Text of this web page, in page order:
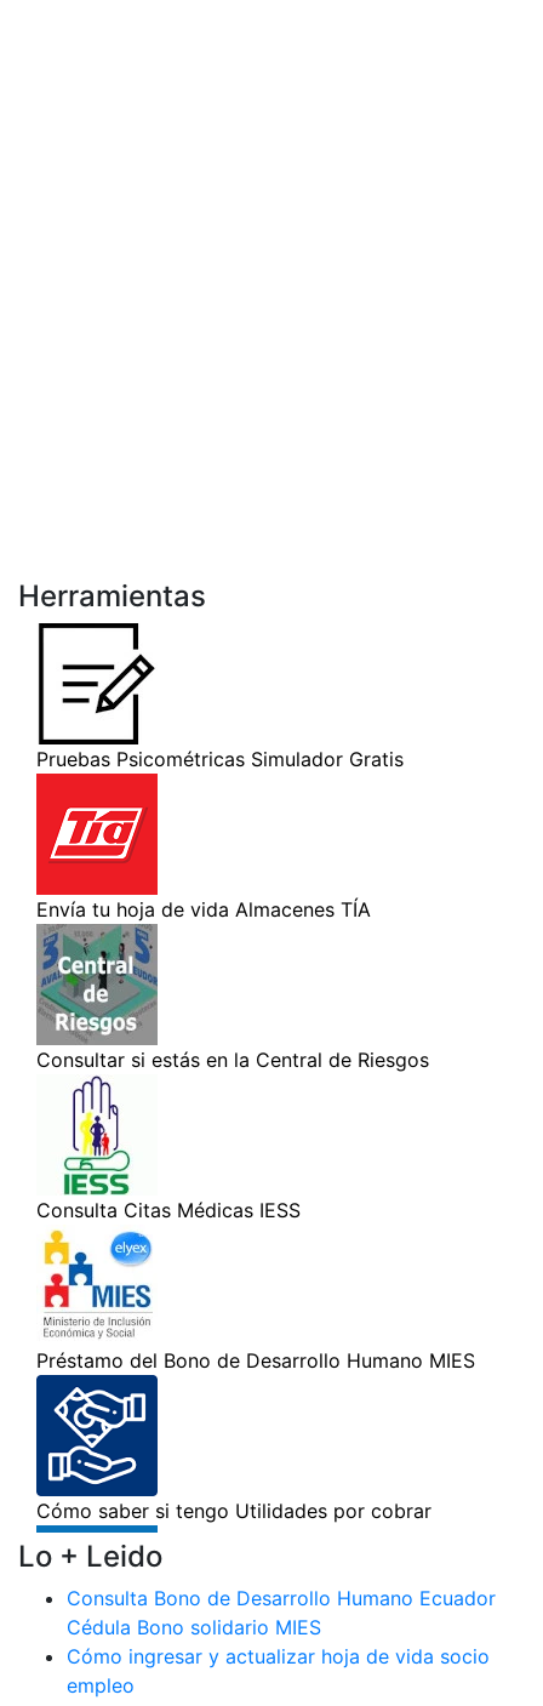
Herramientas
Lo + Leido
Consulta Bono de Desarrollo Humano Ecuador
Cédula Bono solidario MIES
Cómo ingresar y actualizar hoja de vida socio
empleo